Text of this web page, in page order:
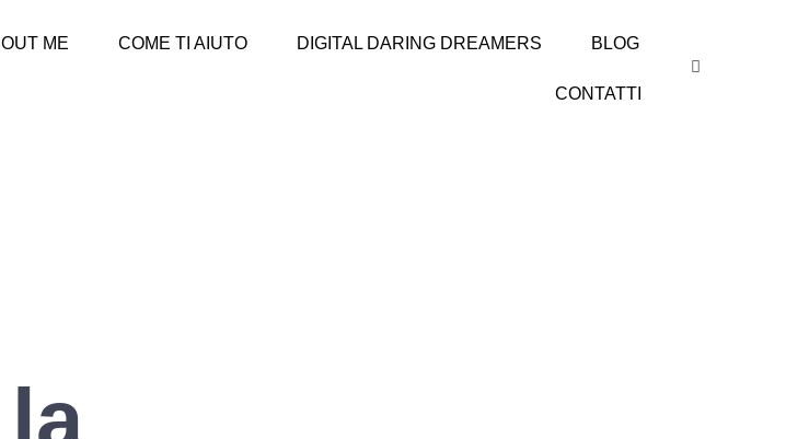
ME COME TI AIUTO DIGITAL DARING DREAMERS BLOG
CONTATTI